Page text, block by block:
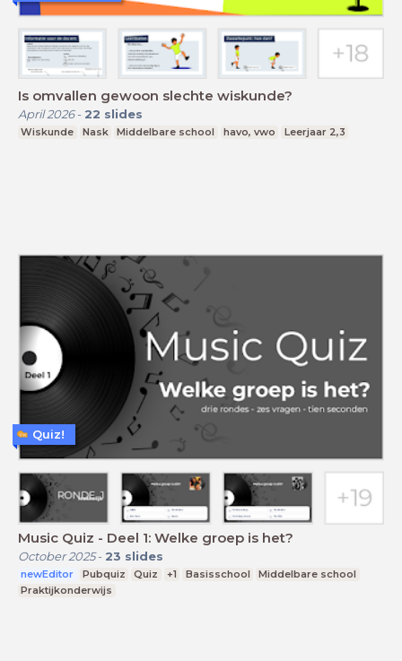
Is omvallen gewoon slechte wiskunde?
April 2026- 22 slides
Wiskunde Nask Middelbare school havo, vwo Leerjaar 2,3
Music Quiz - Deel 1: Welke groep is het?
October 2025- 23 slides
newEditor Pubquiz Quiz +1 Basisschool
Middelbare school
Praktijkonderwijs
Quiz!